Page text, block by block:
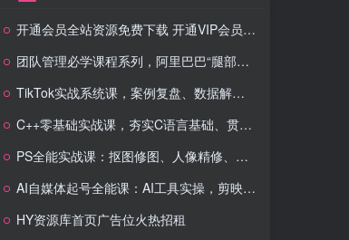
开通会员全站资源免费下载 开通VIP会员 HY资源库
团队管理必学课程系列，阿里巴巴“腿部三板斧”
TikTok实战系统课，案例复盘、数据解析、运营执行，从0到1构建千万级电商体系（更新）
C++零基础实战课，夯实C语言基础、贯穿游戏项目、掌握开发思维，学成可挑战月薪15K+岗位
PS全能实战课：抠图修图、人像精修、电商美工，0基础变身设计达人
AI自媒体起号全能课：AI工具实操，剪映技巧，多平台带货，0基础快速变现
HY资源库首页广告位火热招租